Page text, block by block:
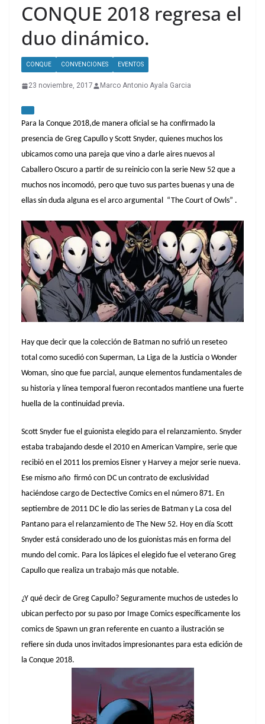
CONQUE 2018 regresa el
duo dinámico.
CONQUE CONVENCIONES EVENTOS
23 noviembre, 2017 Marco Antonio Ayala Garcia
Para la Conque 2018,de manera oficial se ha confirmado la
presencia de Greg Capullo y Scott Snyder, quienes muchos los
ubicamos como una pareja que vino a darle aires nuevos al
Caballero Oscuro a partir de su reinicio con la serie New 52 que a
muchos nos incomodó, pero que tuvo sus partes buenas y una de
ellas sin duda alguna es el arco argumental “The Court of Owls” .
Hay que decir que la colección de Batman no sufrió un reseteo
total como sucedió con Superman, La Liga de la Justicia o Wonder
Woman, sino que fue parcial, aunque elementos fundamentales de
su historia y línea temporal fueron recontados mantiene una fuerte
huella de la continuidad previa.
Scott Snyder fue el guionista elegido para el relanzamiento. Snyder
estaba trabajando desde el 2010 en American Vampire, serie que
recibió en el 2011 los premios Eisner y Harvey a mejor serie nueva.
Ese mismo año firmó con DC un contrato de exclusividad
haciéndose cargo de Dectective Comics en el número 871. En
septiembre de 2011 DC le dio las series de Batman y La cosa del
Pantano para el relanzamiento de The New 52. Hoy en día Scott
Snyder está considerado uno de los guionistas más en forma del
mundo del comic. Para los lápices el elegido fue el veterano Greg
Capullo que realiza un trabajo más que notable.
¿Y qué decir de Greg Capullo? Seguramente muchos de ustedes lo
ubican perfecto por su paso por Image Comics específicamente los
comics de Spawn un gran referente en cuanto a ilustración se
refiere sin duda unos invitados impresionantes para esta edición de
la Conque 2018.